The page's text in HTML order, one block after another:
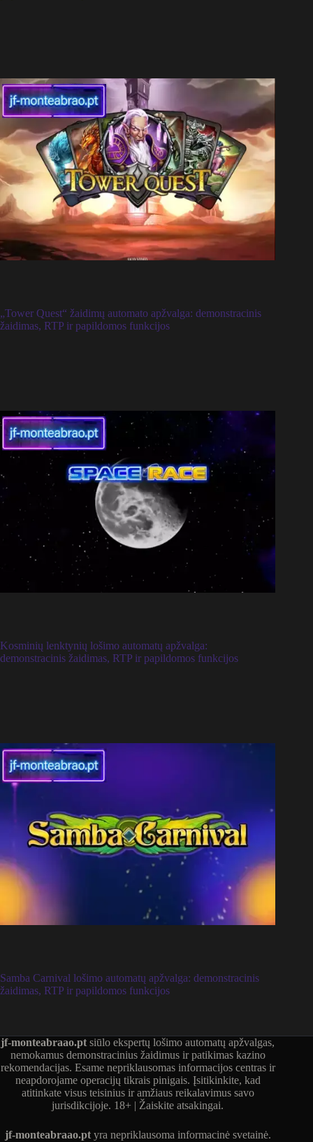
„Tower Quest“ žaidimų automato apžvalga: demonstracinis
žaidimas, RTP ir papildomos funkcijos
Kosminių lenktynių lošimo automatų apžvalga:
demonstracinis žaidimas, RTP ir papildomos funkcijos
Samba Carnival lošimo automatų apžvalga: demonstracinis
žaidimas, RTP ir papildomos funkcijos
jf-monteabraao.pt siūlo ekspertų lošimo automatų apžvalgas,
nemokamus demonstracinius žaidimus ir patikimas kazino
rekomendacijas. Esame nepriklausomas informacijos centras ir
neapdorojame operacijų tikrais pinigais. Įsitikinkite, kad
atitinkate visus teisinius ir amžiaus reikalavimus savo
jurisdikcijoje. 18+ | Žaiskite atsakingai.
jf-monteabraao.ptyra nepriklausoma informacinė svetainė.